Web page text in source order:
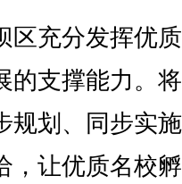
充分发挥优质
的支撑能力。
规划、同步实
，让优质名校